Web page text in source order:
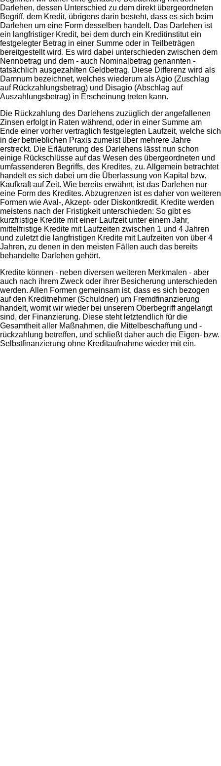
Darlehen, dessen Unterschied zu dem direkt übergeordneten
Begriff, dem Kredit, übrigens darin besteht, dass es sich beim
Darlehen um eine Form desselben handelt. Das Darlehen ist
ein langfristiger Kredit, bei dem durch ein Kreditinstitut ein
festgelegter Betrag in einer Summe oder in Teilbeträgen
bereitgestellt wird. Es wird dabei unterschieden zwischen dem
Nennbetrag und dem - auch Nominalbetrag genannten -
tatsächlich ausgezahlten Geldbetrag. Diese Differenz wird als
Damnum bezeichnet, welches wiederum als Agio (Zuschlag
auf Rückzahlungsbetrag) und Disagio (Abschlag auf
Auszahlungsbetrag) in Erscheinung treten kann.
Die Rückzahlung des Darlehens zuzüglich der angefallenen
Zinsen erfolgt in Raten während, oder in einer Summe am
Ende einer vorher vertraglich festgelegten Laufzeit, welche sich
in der betrieblichen Praxis zumeist über mehrere Jahre
erstreckt. Die Erläuterung des Darlehens lässt nun schon
einige Rückschlüsse auf das Wesen des übergeordneten und
umfassenderen Begriffs, des Kredites, zu. Allgemein betrachtet
handelt es sich dabei um die Überlassung von Kapital bzw.
Kaufkraft auf Zeit. Wie bereits erwähnt, ist das Darlehen nur
eine Form des Kredites. Abzugrenzen ist es daher von weiteren
Formen wie Aval-, Akzept- oder Diskontkredit. Kredite werden
meistens nach der Fristigkeit unterschieden: So gibt es
kurzfristige Kredite mit einer Laufzeit unter einem Jahr,
mittelfristige Kredite mit Laufzeiten zwischen 1 und 4 Jahren
und zuletzt die langfristigen Kredite mit Laufzeiten von über 4
Jahren, zu denen in den meisten Fällen auch das bereits
behandelte Darlehen gehört.
Kredite können - neben diversen weiteren Merkmalen - aber
auch nach ihrem Zweck oder ihrer Besicherung unterschieden
werden. Allen Formen gemeinsam ist, dass es sich bezogen
auf den Kreditnehmer (Schuldner) um Fremdfinanzierung
handelt, womit wir wieder bei unserem Oberbegriff angelangt
sind, der Finanzierung. Diese steht letztendlich für die
Gesamtheit aller Maßnahmen, die Mittelbeschaffung und -
rückzahlung betreffen, und schließt daher auch die Eigen- bzw.
Selbstfinanzierung ohne Kreditaufnahme wieder mit ein.